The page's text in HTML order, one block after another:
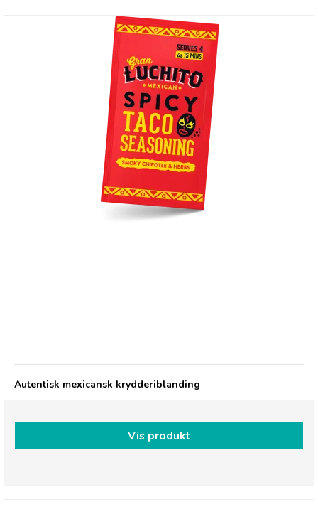
Autentisk mexicansk krydderiblanding
Vis produkt